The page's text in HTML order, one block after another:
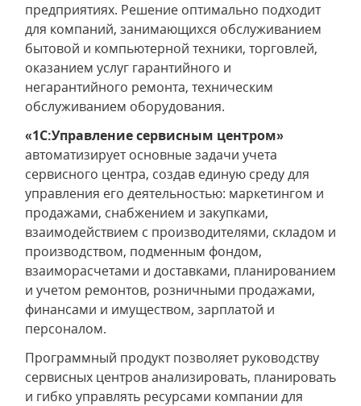
предприятиях. Решение оптимально подходит
для компаний, занимающихся обслуживанием
бытовой и компьютерной техники, торговлей,
оказанием услуг гарантийного и
негарантийного ремонта, техническим
обслуживанием оборудования.
«1С:Управление сервисным центром»
автоматизирует основные задачи учета
сервисного центра, создав единую среду для
управления его деятельностью: маркетингом и
продажами, снабжением и закупками,
взаимодействием с производителями, складом и
производством, подменным фондом,
взаиморасчетами и доставками, планированием
и учетом ремонтов, розничными продажами,
финансами и имуществом, зарплатой и
персоналом.
Программный продукт позволяет руководству
сервисных центров анализировать, планировать
и гибко управлять ресурсами компании для